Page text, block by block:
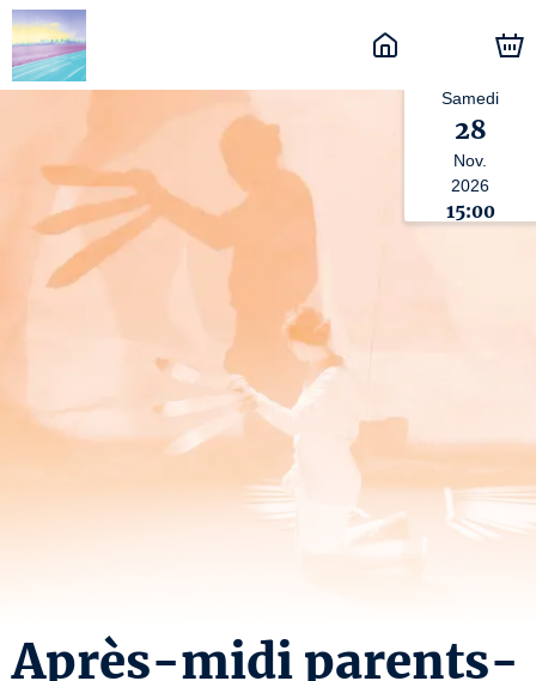
Samedi
28
Nov.
2026
15:00
Après-midi parents-